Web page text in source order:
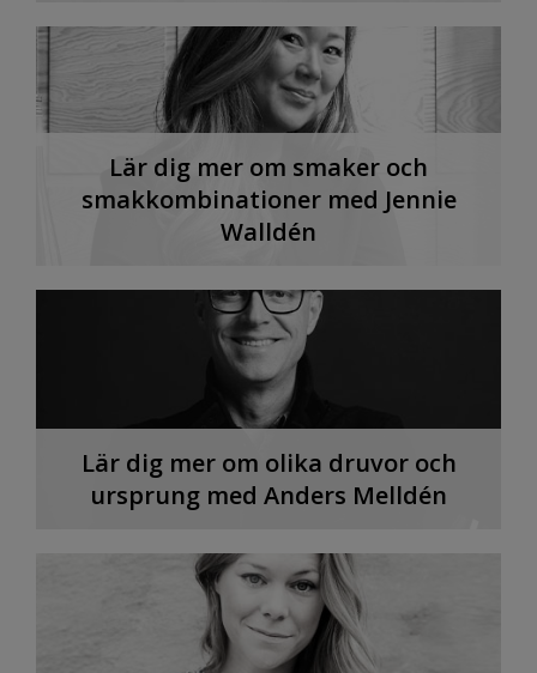
Lär dig mer om smaker och
smakkombinationer med Jennie
Walldén
Lär dig mer om olika druvor och
ursprung med Anders Melldén